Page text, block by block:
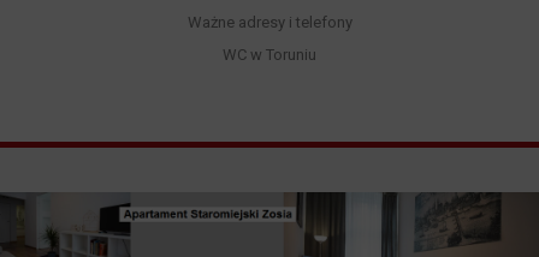
Ważne adresy i telefony
WC w Toruniu